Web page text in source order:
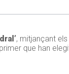
, mitjançant els
que han